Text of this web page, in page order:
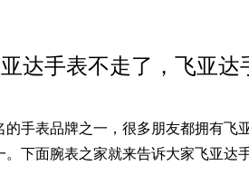
达手表不走了，飞亚达
的手表品牌之一，很多朋友都拥有飞
下面腕表之家就来告诉大家飞亚达